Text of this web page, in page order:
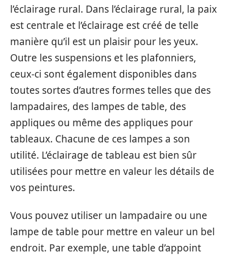
l’éclairage rural. Dans l’éclairage rural, la paix
est centrale et l’éclairage est créé de telle
manière qu’il est un plaisir pour les yeux.
Outre les suspensions et les plafonniers,
ceux-ci sont également disponibles dans
toutes sortes d’autres formes telles que des
lampadaires, des lampes de table, des
appliques ou même des appliques pour
tableaux. Chacune de ces lampes a son
utilité. L’éclairage de tableau est bien sûr
utilisées pour mettre en valeur les détails de
vos peintures.
Vous pouvez utiliser un lampadaire ou une
lampe de table pour mettre en valeur un bel
endroit. Par exemple, une table d’appoint